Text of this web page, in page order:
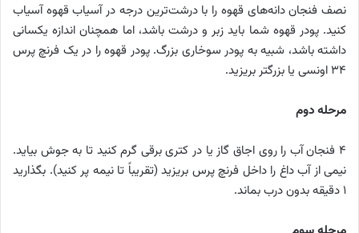
نصف فنجان دانه‌های قهوه را با درشت‌ترین درجه در آسیاب قهوه آسیاب
کنید. پودر قهوه شما باید زبر و درشت باشد، اما همچنان اندازه یکسانی
داشته باشد، شبیه به پودر سوخاری بزرگ. پودر قهوه را در یک فرنچ پرس
۳۴ اونسی یا بزرگتر بریزید.
مرحله دوم
۴ فنجان آب را روی اجاق گاز یا در کتری برقی گرم کنید تا به جوش بیاید.
نیمی از آب داغ را داخل فرنچ پرس بریزید (تقریباً تا نیمه پر کنید). بگذارید
۱ دقیقه بدون درب بماند.